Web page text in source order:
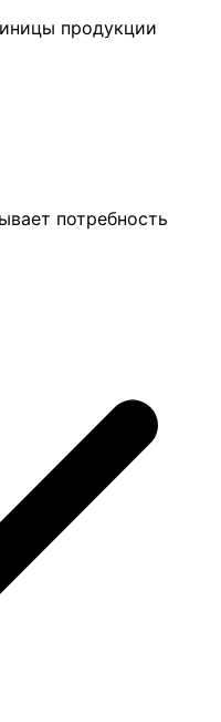
продукции
потребность